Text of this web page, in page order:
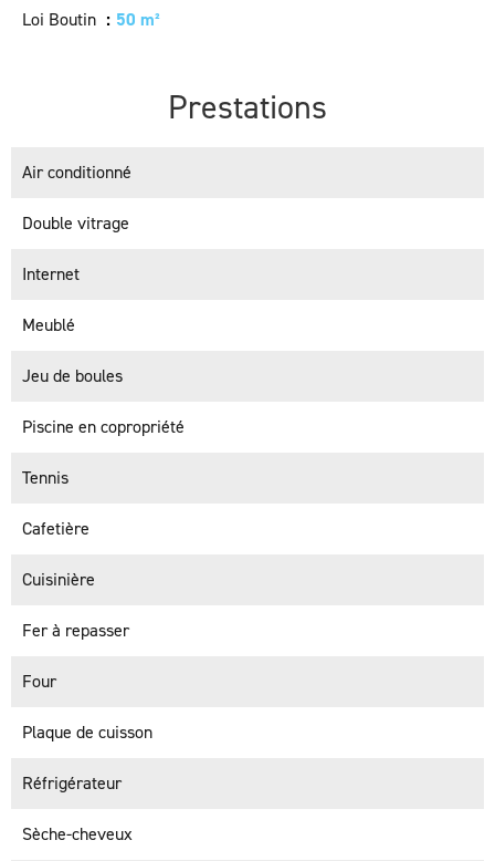
Loi Boutin 50 m²
Prestations
Air conditionné
Double vitrage
Internet
Meublé
Jeu de boules
Piscine en copropriété
Tennis
Cafetière
Cuisinière
Fer à repasser
Four
Plaque de cuisson
Réfrigérateur
Sèche-cheveux